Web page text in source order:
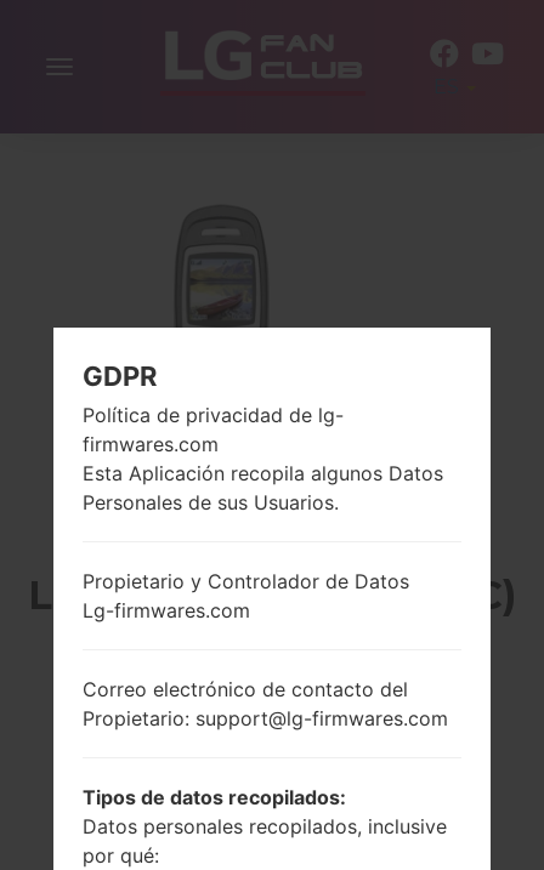
Alternar
LG MG220C (LGMG220C)
OTHERS
GDPR
Política de privacidad de lg-
firmwares.com
Esta Aplicación recopila algunos Datos
Personales de sus Usuarios.
Propietario y Controlador de Datos
Lg-firmwares.com
Correo electrónico de contacto del
Propietario: support@lg-firmwares.com
Tipos de datos recopilados:
Datos personales recopilados, inclusive
por qué: